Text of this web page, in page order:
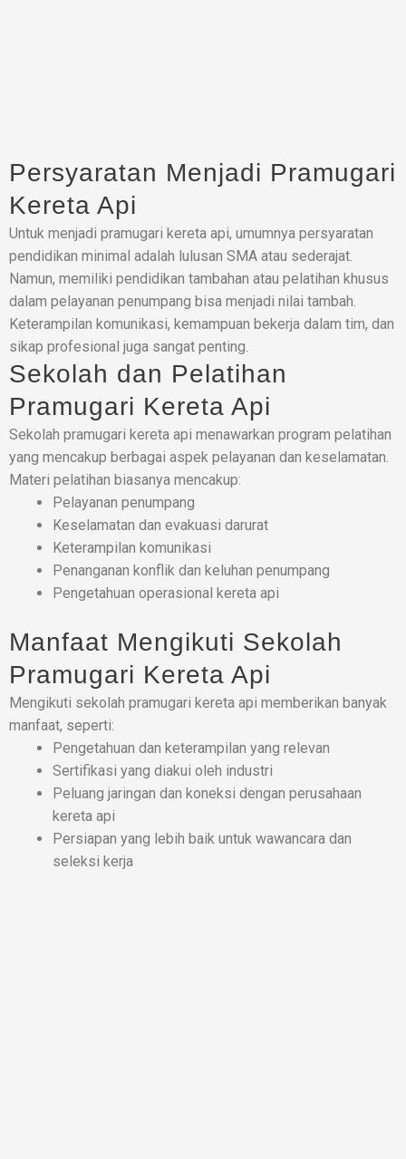
Persyaratan Menjadi Pramugari
Kereta Api
Untuk menjadi pramugari kereta api, umumnya persyaratan
pendidikan minimal adalah lulusan SMA atau sederajat.
Namun, memiliki pendidikan tambahan atau pelatihan khusus
dalam pelayanan penumpang bisa menjadi nilai tambah.
Keterampilan komunikasi, kemampuan bekerja dalam tim, dan
sikap profesional juga sangat penting.
Sekolah dan Pelatihan
Pramugari Kereta Api
Sekolah pramugari kereta api menawarkan program pelatihan
yang mencakup berbagai aspek pelayanan dan keselamatan.
Materi pelatihan biasanya mencakup:
Pelayanan penumpang
Keselamatan dan evakuasi darurat
Keterampilan komunikasi
Penanganan konflik dan keluhan penumpang
Pengetahuan operasional kereta api
Manfaat Mengikuti Sekolah
Pramugari Kereta Api
Mengikuti sekolah pramugari kereta api memberikan banyak
manfaat, seperti:
Pengetahuan dan keterampilan yang relevan
Sertifikasi yang diakui oleh industri
Peluang jaringan dan koneksi dengan perusahaan
kereta api
Persiapan yang lebih baik untuk wawancara dan
seleksi kerja